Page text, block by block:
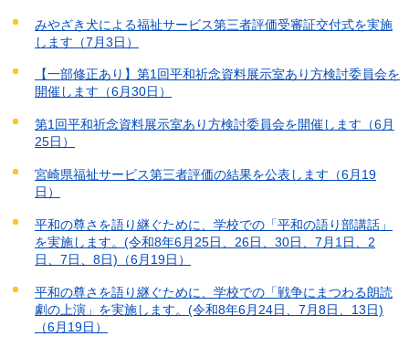
みやざき犬による福祉サービス第三者評価受審証交付式を実施
します（7月3日）
【一部修正あり】第1回平和祈念資料展示室あり方検討委員会を
開催します（6月30日）
第1回平和祈念資料展示室あり方検討委員会を開催します（6月
25日）
宮崎県福祉サービス第三者評価の結果を公表します（6月19
日）
平和の尊さを語り継ぐために、学校での「平和の語り部講話」
を実施します。(令和8年6月25日、26日、30日、7月1日、2
日、7日、8日)（6月19日）
平和の尊さを語り継ぐために、学校での「戦争にまつわる朗読
劇の上演」を実施します。(令和8年6月24日、7月8日、13日)
（6月19日）